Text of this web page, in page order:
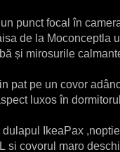
punct focal în
de la Moconceptla
și mirosurile
pat pe un covor
luxos în
IkeaPax
si covorul maro